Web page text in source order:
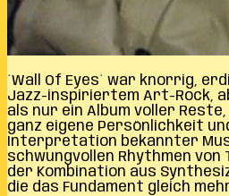
´Wall Of Eyes´ war knorrig,
Jazz-inspiriertem Art-Rock,
als nur ein Album voller
ganz eigene Persönlichkeit
Interpretation bekannter
schwungvollen Rhythmen von
der Kombination aus
die das Fundament gleich